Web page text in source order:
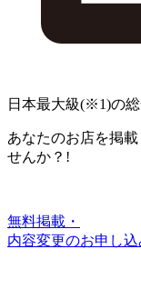
日本最大級(※1)の
あなたのお店を掲載
せんか？!
無料掲載・
内容変更のお申し込